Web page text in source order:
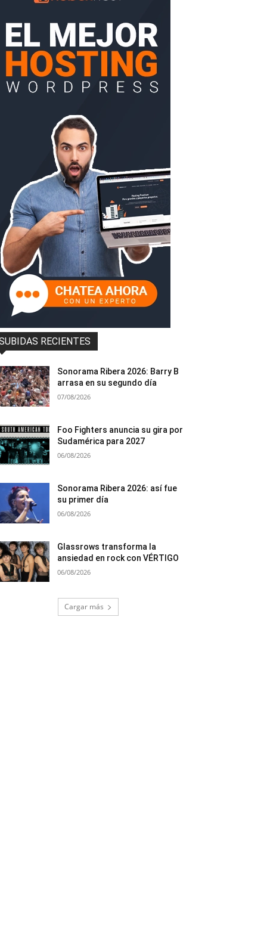
RECIENTES
Sonorama Ribera 2026: Barry B
arrasa en su segundo día
07/08/2026
Foo Fighters anuncia su gira por
Sudamérica para 2027
06/08/2026
Sonorama Ribera 2026: así fue
su primer día
06/08/2026
Glassrows transforma la
ansiedad en rock con VÉRTIGO
06/08/2026
Cargar más